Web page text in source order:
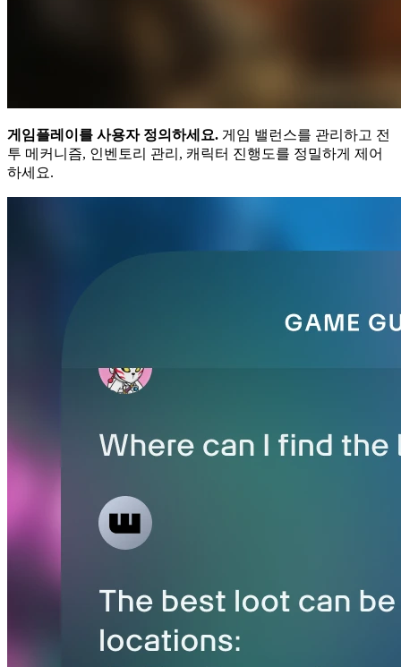
게임플레이를 사용자 정의하세요. 게임 밸런스를 관리하고 전
투 메커니즘, 인벤토리 관리, 캐릭터 진행도를 정밀하게 제어
하세요.